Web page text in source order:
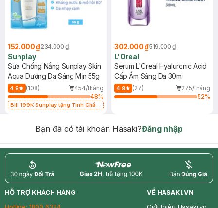
152.000 ₫234.000 ₫
Sunplay
Sữa Chống Nắng Sunplay Skin
Aqua Dưỡng Da Sáng Mịn 55g
4.9 (108)
454/tháng
48%
Bill 199K Sunplay tặng Tinh Chất
302.000 ₫519.000 ₫
L'Oreal
Serum L'Oreal Hyaluronic Acid
Cấp Ẩm Sáng Da 30ml
4.9 (27)
275/tháng
52%
Bạn đã có tài khoản Hasaki?Đăng nhập
return nowfree price
HỖ TRỢ KHÁCH HÀNG
VỀ HASAKI.VN